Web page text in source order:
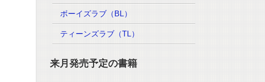
ボーイズラブ（BL）
ティーンズラブ（TL）
来月発売予定の書籍